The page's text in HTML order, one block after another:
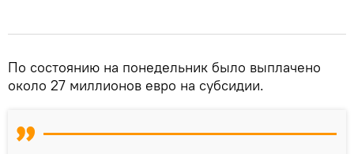
По состоянию на понедельник было выплачено
около 27 миллионов евро на субсидии.